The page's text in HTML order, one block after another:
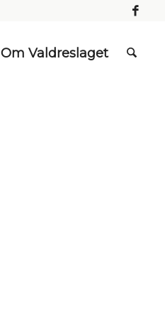
Om Valdreslaget